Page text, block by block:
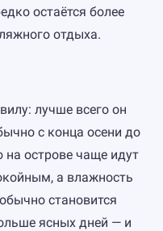
остаётся более
отдыха.
лучше всего он
с конца осени до
острове чаще идут
а влажность
становится
ясных дней — и